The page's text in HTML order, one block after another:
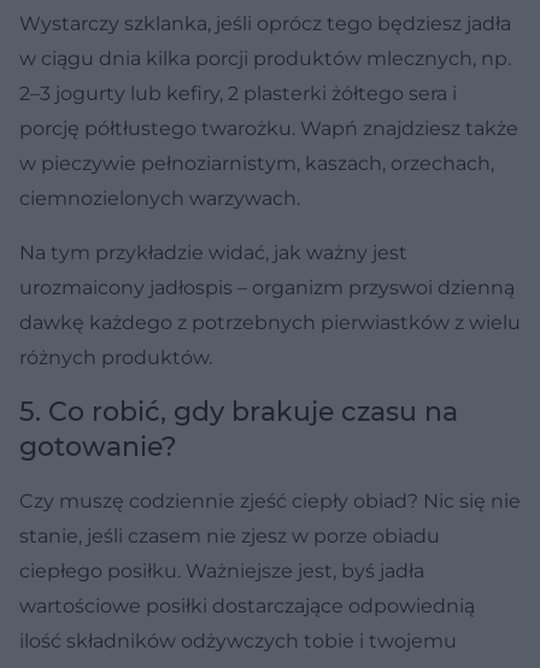
Wystarczy szklanka, jeśli oprócz tego będziesz jadła
w ciągu dnia kilka porcji produktów mlecznych, np.
2–3 jogurty lub kefiry, 2 plasterki żółtego sera i
porcję półtłustego twarożku. Wapń znajdziesz także
w pieczywie pełnoziarnistym, kaszach, orzechach,
ciemnozielonych warzywach.
Na tym przykładzie widać, jak ważny jest
urozmaicony jadłospis – organizm przyswoi dzienną
dawkę każdego z potrzebnych pierwiastków z wielu
różnych produktów.
5. Co robić, gdy brakuje czasu na
gotowanie?
Czy muszę codziennie zjeść ciepły obiad? Nic się nie
stanie, jeśli czasem nie zjesz w porze obiadu
ciepłego posiłku. Ważniejsze jest, byś jadła
wartościowe posiłki dostarczające odpowiednią
ilość składników odżywczych tobie i twojemu